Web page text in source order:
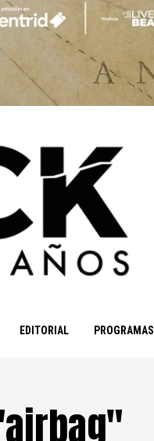
EDITORIAL PROGRAMAS